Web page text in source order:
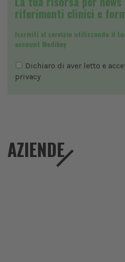
riferimenti clinici e
Iscriviti al servizio utilizzando il
account Medikey
Dichiaro di aver letto e
privacy
AZIENDE